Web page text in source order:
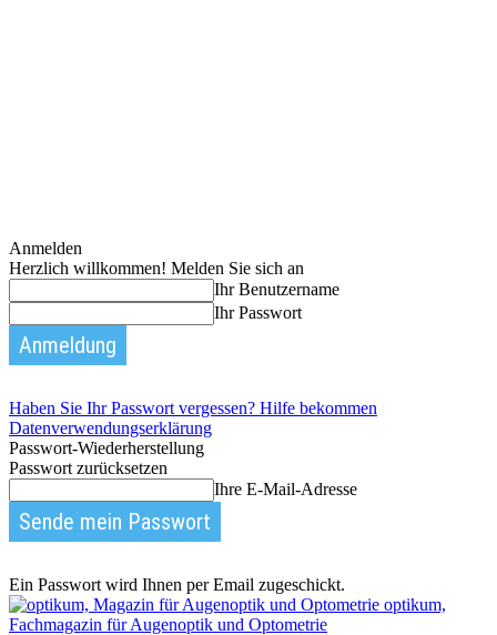
Anmelden
Herzlich willkommen! Melden Sie sich an
Ihr Benutzername
Ihr Passwort
Haben Sie Ihr Passwort vergessen? Hilfe bekommen
Datenverwendungserklärung
Passwort-Wiederherstellung
Passwort zurücksetzen
Ihre E-Mail-Adresse
Ein Passwort wird Ihnen per Email zugeschickt.
optikum,
Fachmagazin für Augenoptik und Optometrie